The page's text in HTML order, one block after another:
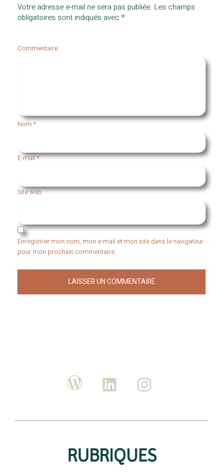
Votre adresse e-mail ne sera pas publiée. Les champs
obligatoires sont indiqués avec *
Commentaire
Nom*
E-mail*
Site web
Enregistrer mon nom, mon e-mail et mon site dans le navigateur
pour mon prochain commentaire.
RUBRIQUES